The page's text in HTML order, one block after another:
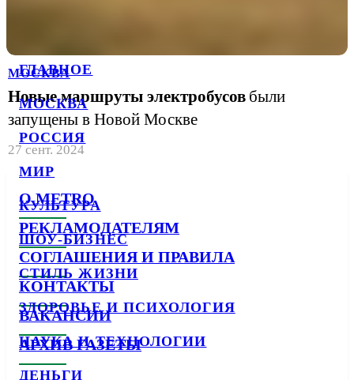
ГЛАВНОЕ
МОСКВА
РОССИЯ
МИР
КУЛЬТУРА
ШОУ-БИЗНЕС
СТИЛЬ ЖИЗНИ
ЗДОРОВЬЕ И ПСИХОЛОГИЯ
НАУКА И ТЕХНОЛОГИИ
ДЕНЬГИ
МОСКВА
Новые маршруты электробусов были
запущены в Новой Москве
27 сент. 2024
О METRO
РЕКЛАМОДАТЕЛЯМ
СОГЛАШЕНИЯ И ПРАВИЛА
КОНТАКТЫ
ВАКАНСИИ
АРХИВ ГАЗЕТЫ